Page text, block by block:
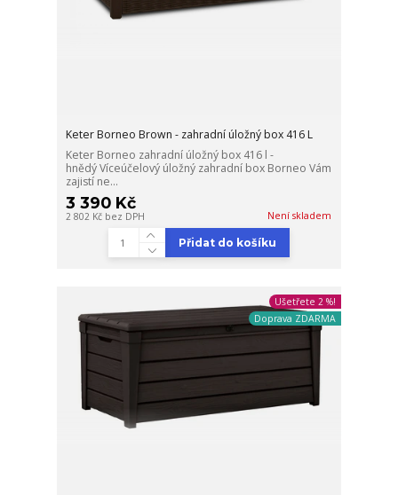
Keter Borneo Brown - zahradní úložný box 416 L
Keter Borneo zahradní úložný box 416 l -
hnědý Víceúčelový úložný zahradní box Borneo Vám
zajistí ne...
3 390 Kč
2 802 Kč bez DPH Není skladem
Přidat do košíku
Ušetřete 2 %!
Doprava ZDARMA